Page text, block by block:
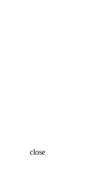
close